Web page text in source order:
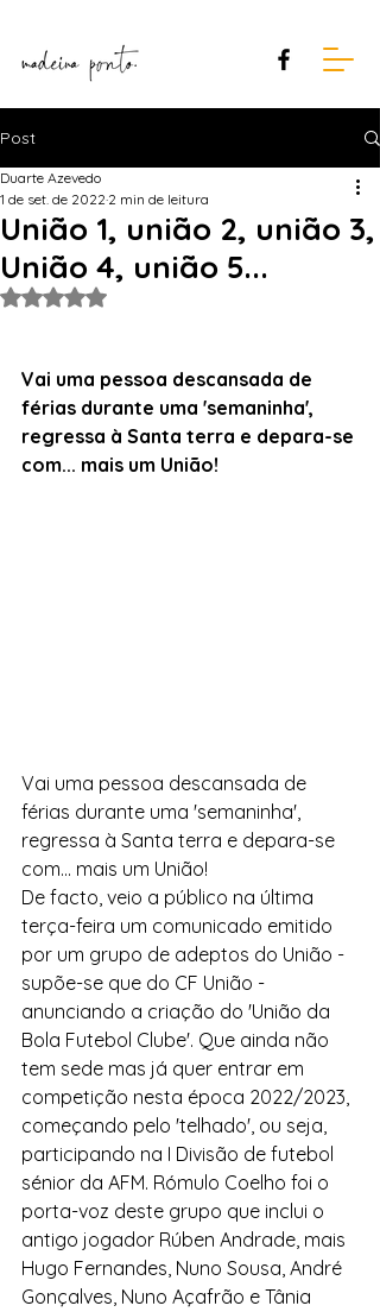
Post
União 1, união 2, união 3,
União 4, união 5...
Duarte Azevedo
1 de set. de 2022 2 min de leitura
Avaliado com NaN de 5 estrelas.
Vai uma pessoa descansada de
férias durante uma 'semaninha',
regressa à Santa terra e depara-se
com... mais um União!
Vai uma pessoa descansada de
férias durante uma 'semaninha',
regressa à Santa terra e depara-se
com... mais um União!
De facto, veio a público na última
terça-feira um comunicado emitido
por um grupo de adeptos do União -
supõe-se que do CF União -
anunciando a criação do 'União da
Bola Futebol Clube'. Que ainda não
tem sede mas já quer entrar em
competição nesta época 2022/2023,
começando pelo 'telhado', ou seja,
participando na I Divisão de futebol
sénior da AFM. Rómulo Coelho foi o
porta-voz deste grupo que inclui o
antigo jogador Rúben Andrade, mais
Hugo Fernandes, Nuno Sousa, André
Gonçalves, Nuno Açafrão e Tânia